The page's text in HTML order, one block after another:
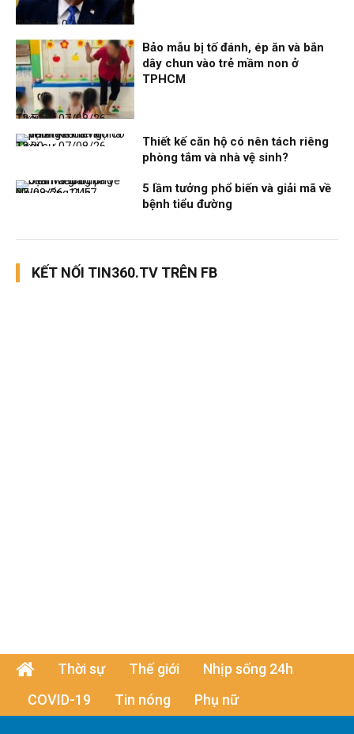
Điểm tin
07/08/26, 14:56
Thời sự
07/08/26, 12:51
Bảo mẫu bị tố đánh, ép ăn và bắn
dây chun vào trẻ mầm non ở
TPHCM
Thời sự
07/08/26, 12:00
Thiết kế căn hộ có nên tách riêng
phòng tắm và nhà vệ sinh?
Nhịp sống 24h
07/08/26, 11:57
5 lầm tưởng phổ biến và giải mã về
bệnh tiểu đường
KẾT NỐI TIN360.TV TRÊN FB
Thời sự Thế giới
Nhịp sống 24h
COVID-19
Tin nóng Phụ nữ